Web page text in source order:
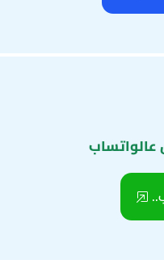
عالواتساب